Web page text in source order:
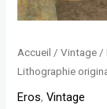
Accueil /Vintage /
Lithographie
Eros,Vintage
Lithographie
1974,
France.